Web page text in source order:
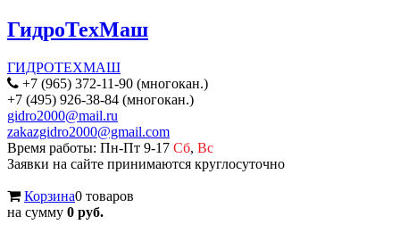
ГидроТехМаш
ГИДРОТЕХМАШ
+7 (965) 372-11-90 (многокан.)
+7 (495) 926-38-84 (многокан.)
gidro2000@mail.ru
zakazgidro2000@gmail.com
Время работы: Пн-Пт 9-17 Сб, Вс
Заявки на сайте принимаются круглосуточно
Корзина0 товаров
на сумму 0 руб.